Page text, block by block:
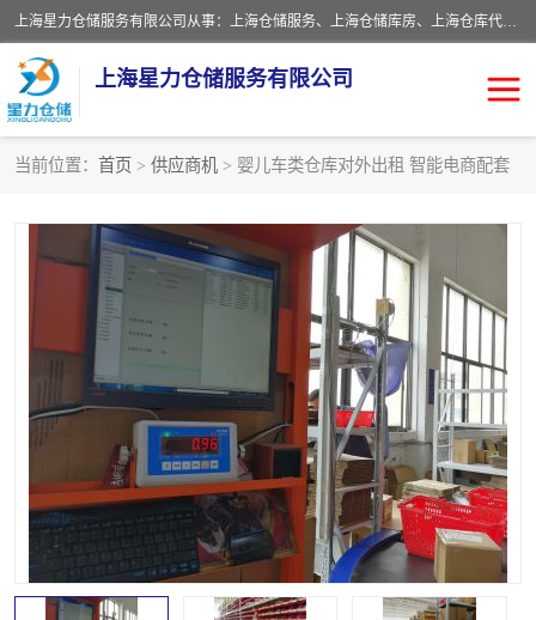
上海星力仓储服务有限公司从事：上海仓储服务、上海仓储库房、上海仓库代运营、上海仓库对外出租、上海仓库外包、上海三方仓储、上海电商仓储代发、上海电商代发货仓库、上海托管仓库、上海仓储配送。上海星力仓储服务有限公司现在拥有100个分仓、10万余平方的标准库房，精炼员工几百名，与几千家客户合作，公司已跻身上海仓储行业前列。欢迎来电咨询！
上海星力仓储服务有限公司
当前位置： 首页 > 供应商机 > 婴儿车类仓库对外出租 智能电商配套
上海仓储配送 上海仓库外包
上海仓库代运营 上海托管仓库
上海第三方仓储 上海仓储服务
上海电商代发货仓库
上海托管仓库